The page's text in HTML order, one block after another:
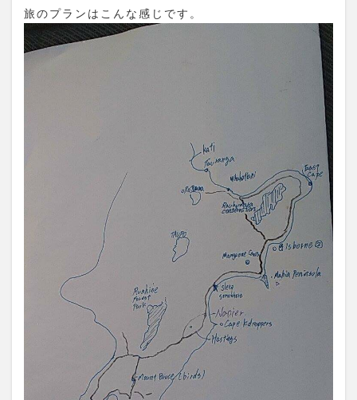
計画
1.1
カテ
旅のプランはこんな感じです。